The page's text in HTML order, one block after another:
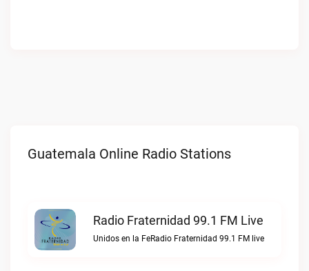
Guatemala Online Radio Stations
Radio Fraternidad 99.1 FM Live
Unidos en la FeRadio Fraternidad 99.1 FM live